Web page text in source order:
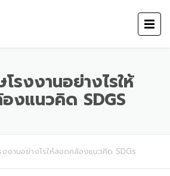
รงงานอย่างไรให้
งแนวคิด SDGS
งานอย่างไรให้สอดคล้องแนวคิด SDGs